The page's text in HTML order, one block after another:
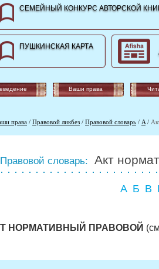
СЕМЕЙНЫЙ КОНКУРС АВТОРСКОЙ
ПУШКИНСКАЯ КАРТА
Ваши права
права / Правовой ликбез / Правовой словарь / A /
Правовой словарь: Акт
А Б В
НОРМАТИВНЫЙ ПРАВОВОЙ